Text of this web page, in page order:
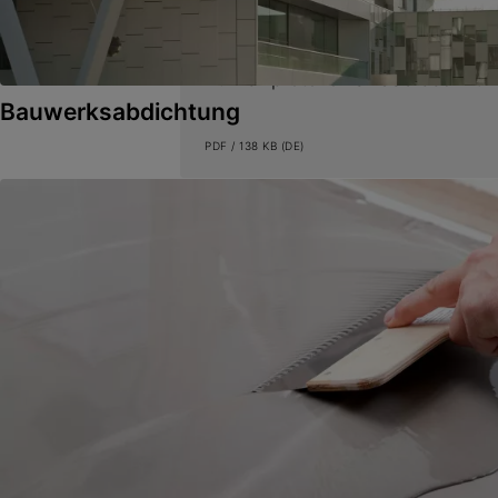
Verarbeitungshinweise
Aufheizprotokoll SikaScreed®-
PDF / 138 KB (DE)
Bauwerksabdichtung